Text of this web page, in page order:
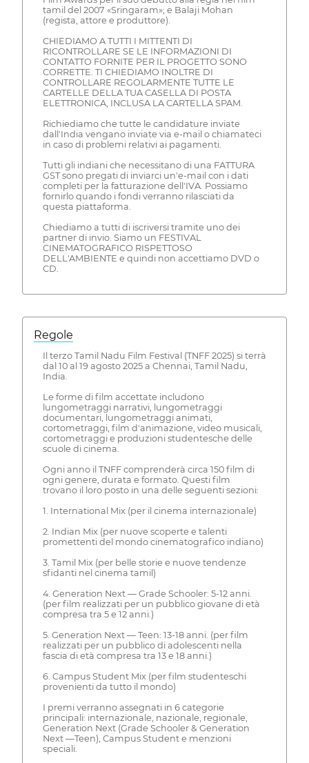
tamil del 2007 «Sringaram»; e Balaji Mohan
(regista, attore e produttore).
CHIEDIAMO A TUTTI I MITTENTI DI
RICONTROLLARE SE LE INFORMAZIONI DI
CONTATTO FORNITE PER IL PROGETTO SONO
CORRETTE. TI CHIEDIAMO INOLTRE DI
CONTROLLARE REGOLARMENTE TUTTE LE
CARTELLE DELLA TUA CASELLA DI POSTA
ELETTRONICA, INCLUSA LA CARTELLA SPAM.
Richiediamo che tutte le candidature inviate
dall'India vengano inviate via e-mail o chiamateci
in caso di problemi relativi ai pagamenti.
Tutti gli indiani che necessitano di una FATTURA
GST sono pregati di inviarci un'e-mail con i dati
completi per la fatturazione dell'IVA. Possiamo
fornirlo quando i fondi verranno rilasciati da
questa piattaforma.
Chiediamo a tutti di iscriversi tramite uno dei
partner di invio. Siamo un FESTIVAL
CINEMATOGRAFICO RISPETTOSO
DELL'AMBIENTE e quindi non accettiamo DVD o
CD.
Regole
Il terzo Tamil Nadu Film Festival (TNFF 2025) si terrà
dal 10 al 19 agosto 2025 a Chennai, Tamil Nadu,
India.
Le forme di film accettate includono
lungometraggi narrativi, lungometraggi
documentari, lungometraggi animati,
cortometraggi, film d'animazione, video musicali,
cortometraggi e produzioni studentesche delle
scuole di cinema.
Ogni anno il TNFF comprenderà circa 150 film di
ogni genere, durata e formato. Questi film
trovano il loro posto in una delle seguenti sezioni:
1. International Mix (per il cinema internazionale)
2. Indian Mix (per nuove scoperte e talenti
promettenti del mondo cinematografico indiano)
3. Tamil Mix (per belle storie e nuove tendenze
sfidanti nel cinema tamil)
4. Generation Next — Grade Schooler: 5-12 anni.
(per film realizzati per un pubblico giovane di età
compresa tra 5 e 12 anni.)
5. Generation Next — Teen: 13-18 anni. (per film
realizzati per un pubblico di adolescenti nella
fascia di età compresa tra 13 e 18 anni.)
6. Campus Student Mix (per film studenteschi
provenienti da tutto il mondo)
I premi verranno assegnati in 6 categorie
principali: internazionale, nazionale, regionale,
Generation Next (Grade Schooler & Generation
Next —Teen), Campus Student e menzioni
speciali.